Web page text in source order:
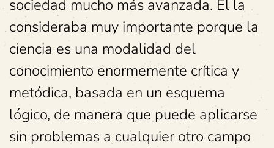
sociedad mucho más avanzada. Él la
consideraba muy importante porque la
ciencia es una modalidad del
conocimiento enormemente crítica y
metódica, basada en un esquema
lógico, de manera que puede aplicarse
sin problemas a cualquier otro campo